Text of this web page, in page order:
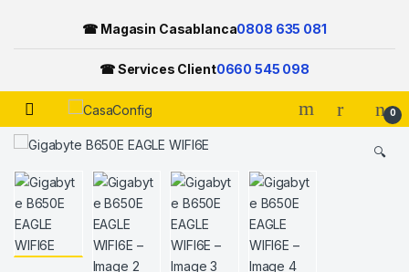
☎ Magasin Casablanca0808 635 081
☎ Services Client0660 545 098
Skip to navigation
Skip to content
Open 0
🔍